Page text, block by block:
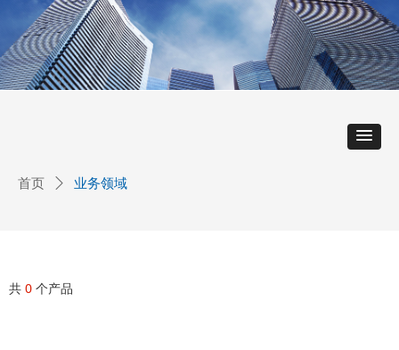
首页 ꄲ 业务领域
共 0 个产品